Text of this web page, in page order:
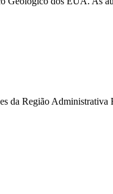
da Região